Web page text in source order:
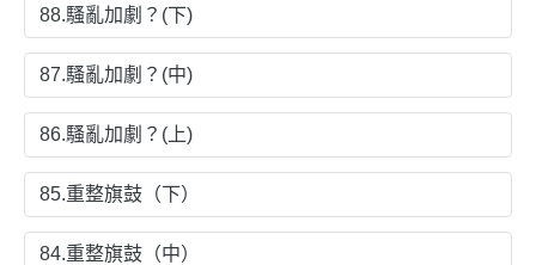
88.騷亂加劇？(下)
87.騷亂加劇？(中)
86.騷亂加劇？(上)
85.重整旗鼓（下）
84.重整旗鼓（中）